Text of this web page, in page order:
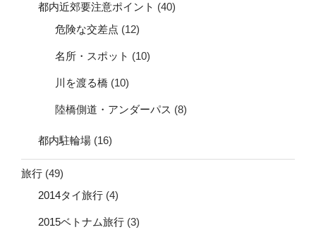
都内近郊要注意ポイント (40)
危険な交差点 (12)
名所・スポット (10)
川を渡る橋 (10)
陸橋側道・アンダーパス (8)
都内駐輪場 (16)
旅行 (49)
2014タイ旅行 (4)
2015ベトナム旅行 (3)